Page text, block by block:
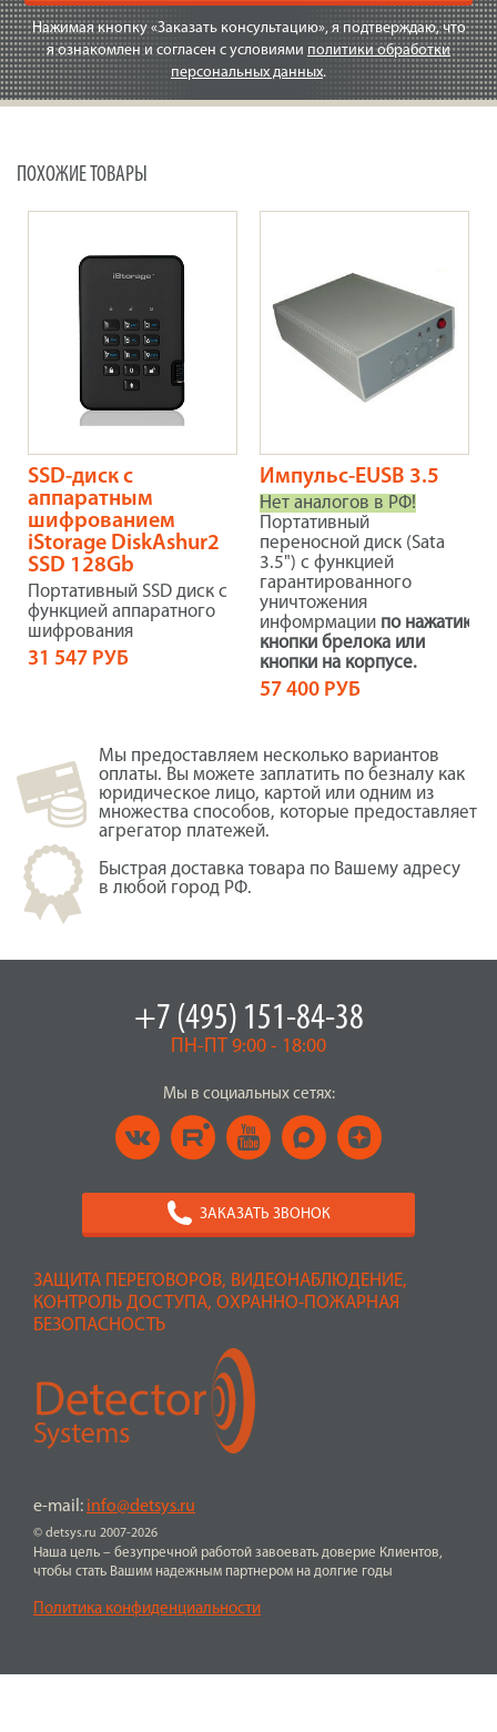
Нажимая кнопку «Заказать консультацию», я подтверждаю, что
я ознакомлен и согласен с условиями политики обработки
персональных данных.
ПОХОЖИЕ ТОВАРЫ
SSD-диск с
аппаратным
шифрованием
iStorage DiskAshur2
SSD 128Gb
Портативный SSD диск с
функцией аппаратного
шифрования
31 547 РУБ
Импульс-EUSB 3.5
Нет аналогов в РФ!
Портативный
переносной диск (Sata
3.5") с функцией
гарантированного
уничтожения
инфомрмации по нажатию
кнопки брелока или
кнопки на корпусе.
57 400 РУБ
Мы предоставляем несколько вариантов
оплаты. Вы можете заплатить по безналу как
юридическое лицо, картой или одним из
множества способов, которые предоставляет
агрегатор платежей.
Быстрая доставка товара по Вашему адресу
в любой город РФ.
ЗАЩИТА ПЕРЕГОВОРОВ, ВИДЕОНАБЛЮДЕНИЕ,
КОНТРОЛЬ ДОСТУПА, ОХРАННО-ПОЖАРНАЯ
БЕЗОПАСНОСТЬ
© detsys.ru 2007-2026
e-mail: info@detsys.ru
Наша цель – безупречной работой завоевать доверие Клиентов,
чтобы стать Вашим надежным партнером на долгие годы
Политика конфиденциальности
+7 (495) 151-84-38
ПН-ПТ 9:00 - 18:00
Мы в социальных сетях:
ЗАКАЗАТЬ ЗВОНОК